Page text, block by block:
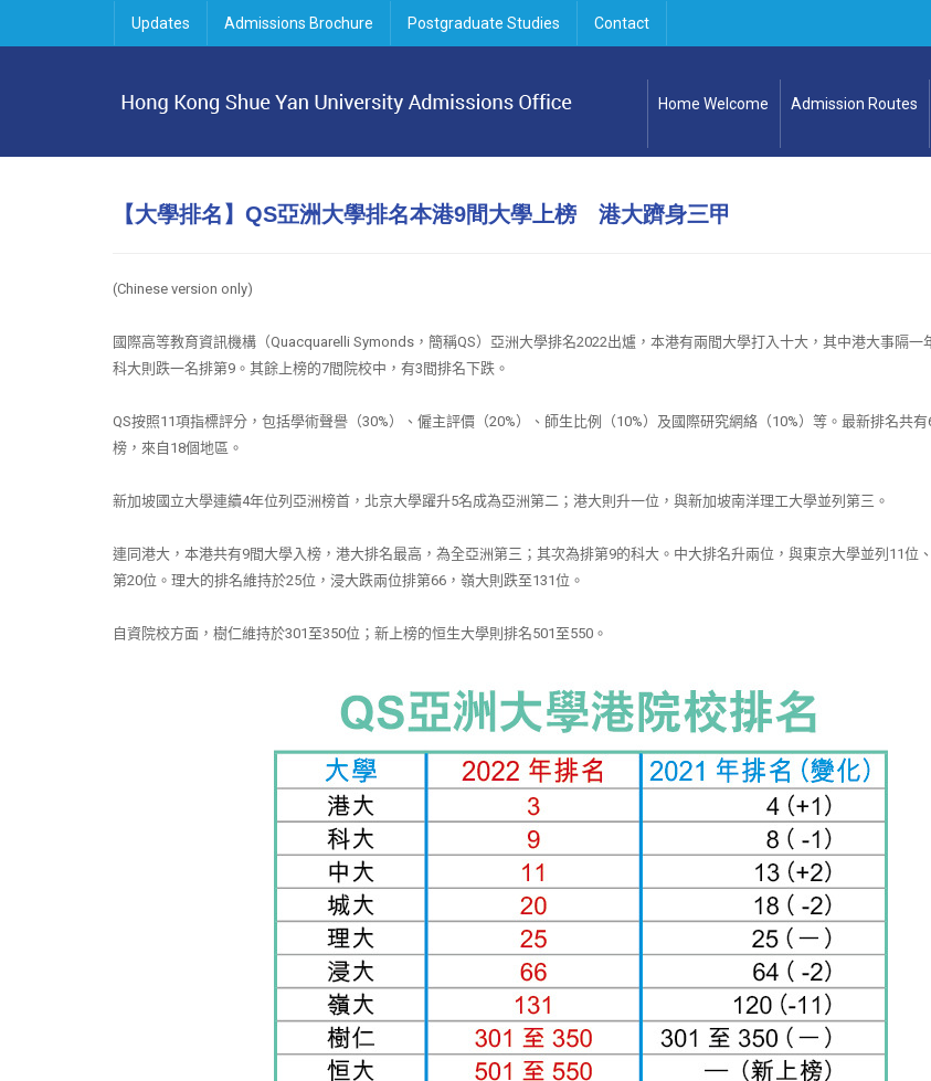
Updates Admissions Brochure Postgraduate Studies Contact
Home Welcome Admission Routes
【大學排名】QS亞洲大學排名本港9間大學上榜 港大躋身三甲
(Chinese version only)
國際高等教育資訊機構（Quacquarelli Symonds ，簡稱QS）亞洲大學排名2022出爐，本港有兩間大學打入十大，其中港大事隔一
科大則跌一名排第9 。其餘上榜的7間院校中，有3 間排名下跌。
QS按照11項指標評分，包括學術聲譽（30%）、僱主評價（20%）、師生比例（10%）及國際研究網絡（10%）等。最新排名共有
榜，來自 18個地區。
新加坡國立大學連續4年位列亞洲榜首，北京大學躍升5名成為亞洲第二；港大則升一位，與新加坡南洋理工大學並列第三。
連同港大，本港共有9間大學入榜，港大排名最高，為全亞洲第三；其次為排第9的科大。中大排名升兩位，與東京大學並列 11位
第20位。理大的排名維持於25位，浸大跌兩位排第66 ，嶺大則跌至131位。
自資院校方面，樹仁維持於301 至350位；新上榜的恒生大學則排名501 至550 。